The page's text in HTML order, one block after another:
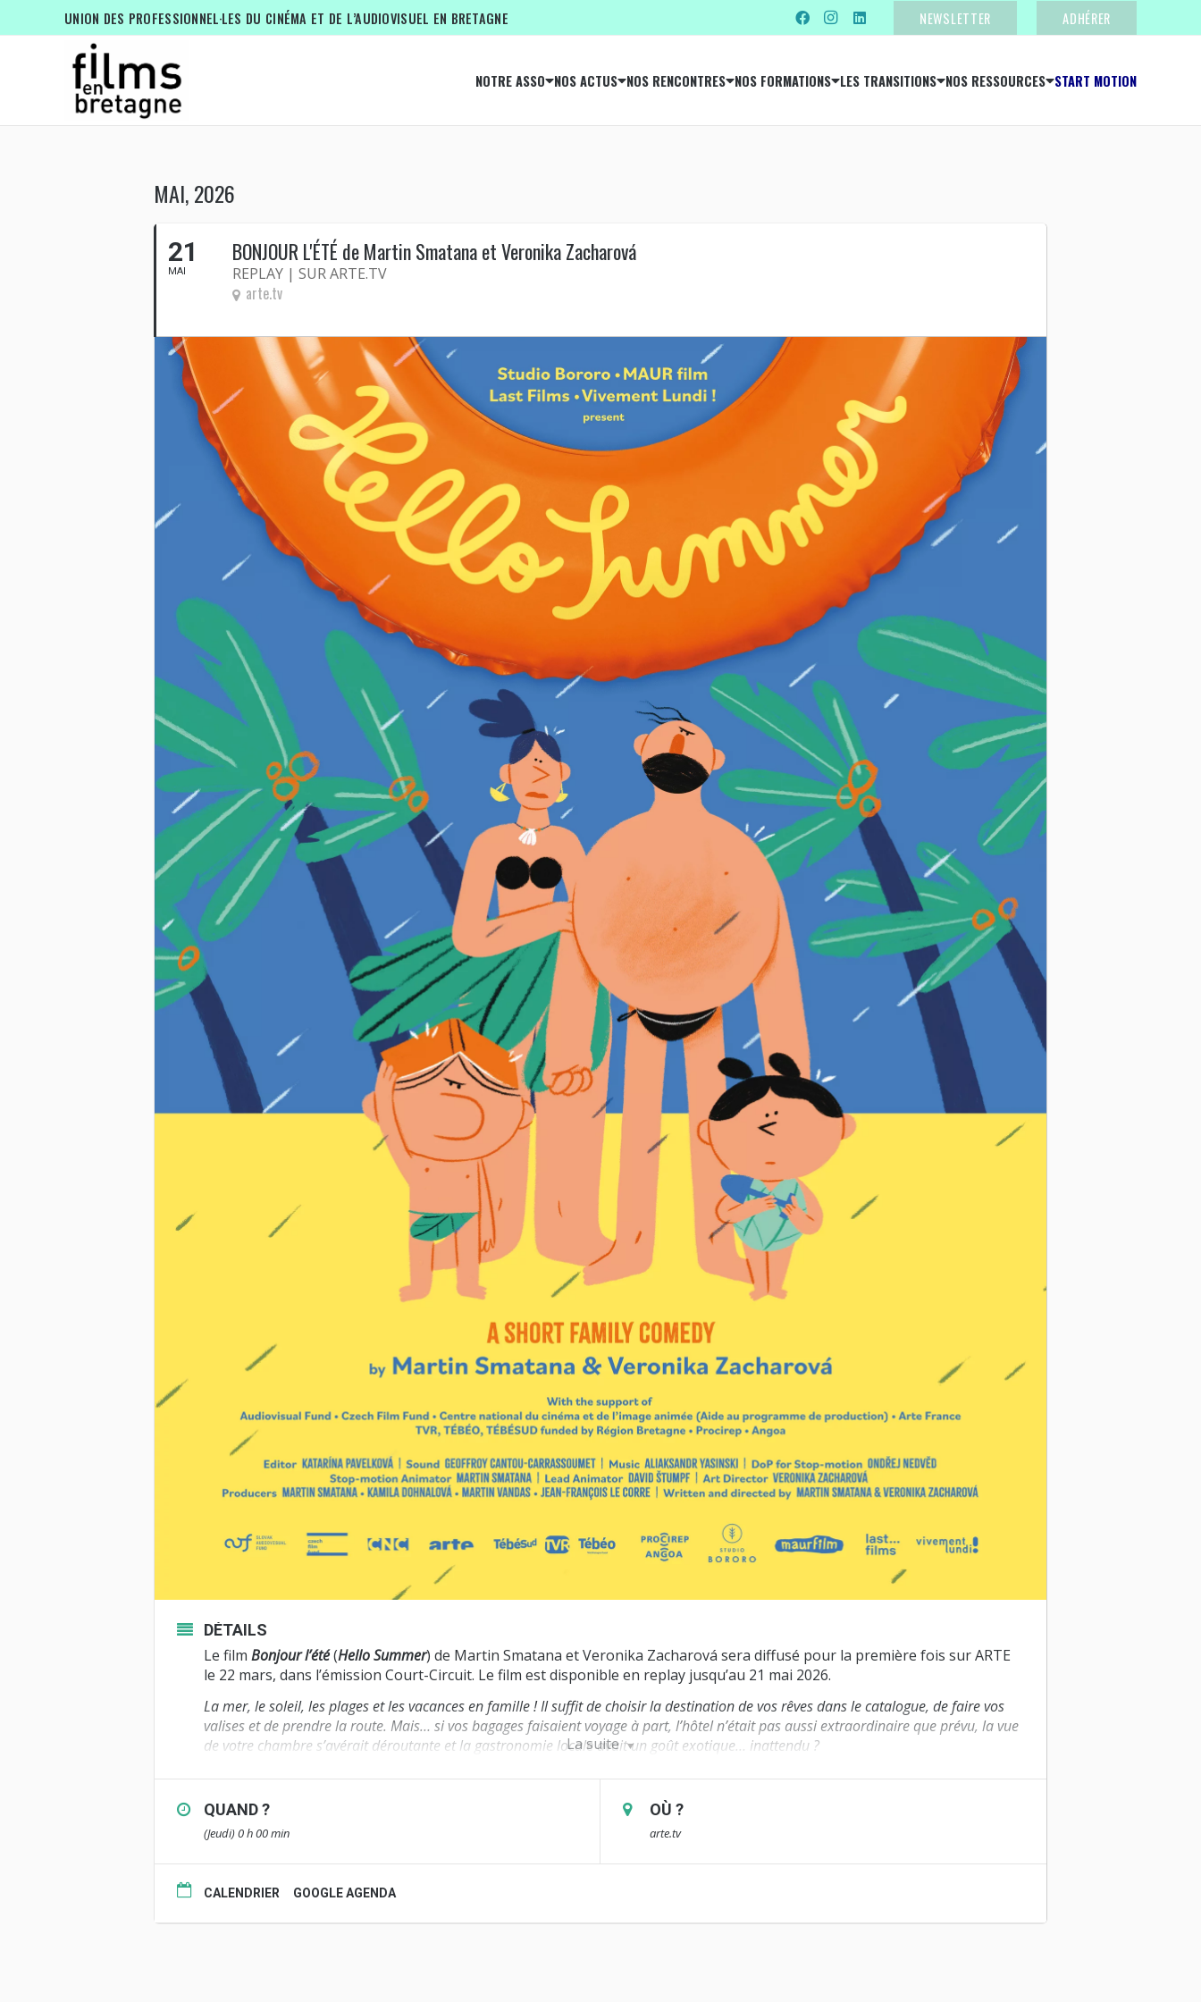
UNION DES PROFESSIONNEL·LES DU CINÉMA ET DE L’AUDIOVISUEL EN BRETAGNE NEWSLETTER ADHÉRER
NOTRE ASSO NOS ACTUS NOS RENCONTRES NOS FORMATIONS LES TRANSITIONS NOS RESSOURCES START MOTION
MAI, 2026
21
MAI
BONJOUR L'ÉTÉ de Martin Smatana et Veronika Zacharová
REPLAY | SUR ARTE.TV
arte.tv
La suite
DÉTAILS
Le film Bonjour l’été(Hello Summer) de Martin Smatana et Veronika Zacharová sera diffusé pour la première fois sur ARTE
le 22 mars, dans l’émission Court-Circuit. Le film est disponible en replay jusqu’au 21 mai 2026.
La mer, le soleil, les plages et les vacances en famille ! Il suffit de choisir la destination de vos rêves dans le catalogue, de faire vos
valises et de prendre la route. Mais… si vos bagages faisaient voyage à part, l’hôtel n’était pas aussi extraordinaire que prévu, la vue
de votre chambre s’avérait déroutante et la gastronomie locale avait un goût exotique… inattendu ?
La comédie balnéaire animée de Martin Smatana et Veronika Zacharová a été présentée en première mondiale au festival
Animafest Zagreb en juin 2024. Depuis, le film a engrangé plus de 90 sélections en festivals et glané une douzaine de prix
dont le Prix du jury jeune au Festival International du Film d’Animation d’Annecy, le Coup de coeur Benshi au Festival
Européen du Film Court de Brest ou le Prix BruzzKet à Anima Bruxelles.
Bonjour l’été est une coproduction entre le studio slovaque Bororo, les sociétés tchèques Maurfilm et Last Films et la
société Vivement Lundi ! basée à Rennes. Le film a reçu des soutiens du Fonds Audiovisuel Slovaque, du Czech Film Center,
QUAND ?
(Jeudi) 0 h 00 min
OÙ ?
arte.tv
CALENDRIER GOOGLE AGENDA